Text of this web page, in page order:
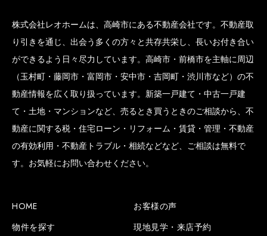
株式会社レオホームは、高崎市にある不動産会社です。不動産取
り引きを通じ、出会う多くの方々と共存共栄し、長いお付き合い
ができるよう日々尽力しています。高崎市・前橋市を主軸に周辺
（玉村町・藤岡市・富岡市・安中市・吉岡町・渋川市など）の不
動産情報を広く取り扱っています。新築一戸建て・中古一戸建
て・土地・マンションなど、売るとき買うときのご相談から、不
動産に関する税・住宅ローン・リフォーム・賃貸・管理・不動産
の有効利用・不動産トラブル・相続などなど、ご相談は無料で
す。お気軽にお問い合わせください。
HOME
物件を探す
お客様の声
現地見学・来店予約